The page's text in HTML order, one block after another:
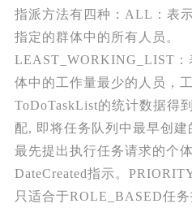
指派方法有四种：ALL：表
指定的群体中的所有人员。
LEAST_WORKING_LIST：
体中的工作量最少的人员，
ToDoTaskList的统计数据得
配, 即将任务队列中最早创
最先提出执行任务请求的个
DateCreated指示。
只适合于ROLE_BASED任